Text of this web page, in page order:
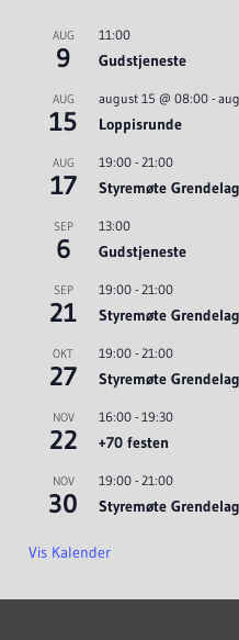
AUG
9
11:00
Gudstjeneste
AUG
15
august 15 @ 08:00-
Loppisrunde
AUG
17
19:00- 21:00
Styremøte
SEP
6
13:00
Gudstjeneste
SEP
21
19:00- 21:00
Styremøte
OKT
27
19:00- 21:00
Styremøte
NOV
22
16:00- 19:30
+70 festen
NOV
30
19:00- 21:00
Styremøte
Vis Kalender